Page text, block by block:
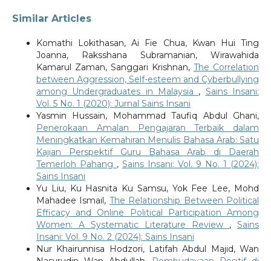
Similar Articles
Komathi Lokithasan, Ai Fie Chua, Kwan Hui Ting
Joanna, Raksshana Subramanian, Wirawahida
Kamarul Zaman, Sanggari Krishnan,The Correlation
between Aggression, Self-esteem and Cyberbullying
among Undergraduates in Malaysia , Sains Insani:
Vol. 5 No. 1 (2020): Jurnal Sains Insani
Yasmin Hussain, Mohammad Taufiq Abdul Ghani,
Penerokaan Amalan Pengajaran Terbaik dalam
Meningkatkan Kemahiran Menulis Bahasa Arab: Satu
Kajian Perspektif Guru Bahasa Arab di Daerah
Temerloh Pahang , Sains Insani: Vol. 9 No. 1 (2024):
Sains Insani
Yu Liu, Ku Hasnita Ku Samsu, Yok Fee Lee, Mohd
Mahadee Ismail, The Relationship Between Political
Efficacy and Online Political Participation Among
Women: A Systematic Literature Review ,Sains
Insani: Vol. 9 No. 2 (2024): Sains Insani
Nur Khairunnisa Hodzori, Latifah Abdul Majid, Wan